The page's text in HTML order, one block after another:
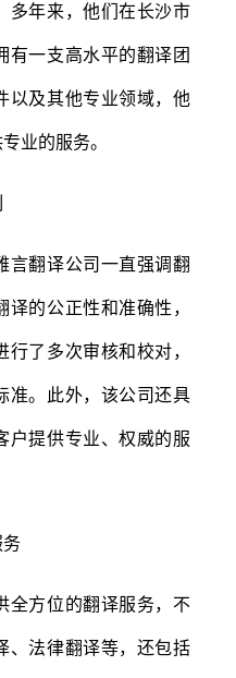
多年来，他们在长沙市
有一支高水平的翻译团
以及其他专业领域，他
业的服务。
翻译公司一直强调翻
的公正性和准确性，
了多次审核和校对，
准。此外，该公司还具
户提供专业、权威的服
方位的翻译服务，不
、法律翻译等，还包括